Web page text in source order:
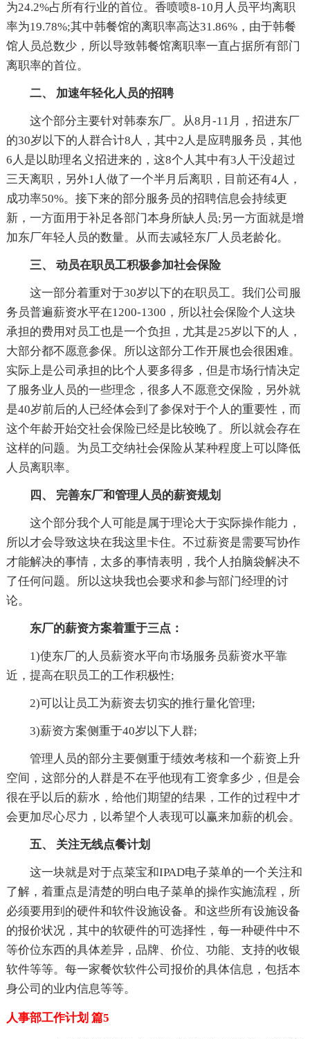
为24.2%占所有行业的首位。香喷喷8-10月人员平均离职
率为19.78%;其中韩餐馆的离职率高达31.86%，由于韩餐
馆人员总数少，所以导致韩餐馆离职率一直占据所有部门
离职率的首位。
二、 加速年轻化人员的招聘
这个部分主要针对韩泰东厂。从8月-11月，招进东厂
的30岁以下的人群合计8人，其中2人是应聘服务员，其他
6人是以助理名义招进来的，这8个人其中有3人干没超过
三天离职，另外1人做了一个半月后离职，目前还有4人，
成功率50%。接下来的部分服务员的招聘信息会持续更
新，一方面用于补足各部门本身所缺人员;另一方面就是增
加东厂年轻人员的数量。从而去减轻东厂人员老龄化。
三、 动员在职员工积极参加社会保险
这一部分着重对于30岁以下的在职员工。我们公司服
务员普遍薪资水平在1200-1300，所以社会保险个人这块
承担的费用对员工也是一个负担，尤其是25岁以下的人，
大部分都不愿意参保。所以这部分工作开展也会很困难。
实际上是公司承担的比个人要多得多，但是市场行情决定
了服务业人员的一些理念，很多人不愿意交保险，另外就
是40岁前后的人已经体会到了参保对于个人的重要性，而
这个年龄开始交社会保险已经是比较晚了。所以就会存在
这样的问题。为员工交纳社会保险从某种程度上可以降低
人员离职率。
四、 完善东厂和管理人员的薪资规划
这个部分我个人可能是属于理论大于实际操作能力，
所以才会导致这块在我这里卡住。不过薪资是需要写协作
才能解决的事情，太多的事情表明，我个人拍脑袋解决不
了任何问题。所以这块我也会要求和参与部门经理的讨
论。
东厂的薪资方案着重于三点：
1)使东厂的人员薪资水平向市场服务员薪资水平靠
近，提高在职员工的工作积极性;
2)可以让员工为薪资去切实的推行量化管理;
3)薪资方案侧重于40岁以下人群;
管理人员的部分主要侧重于绩效考核和一个薪资上升
空间，这部分的人群是不在乎他现有工资拿多少，但是会
很在乎以后的薪水，给他们期望的结果，工作的过程中才
会更加尽心尽力，以希望个人表现可以赢来加薪的机会。
五、 关注无线点餐计划
这一块就是对于点菜宝和IPAD电子菜单的一个关注和
了解，着重点是清楚的明白电子菜单的操作实施流程，所
必须要用到的硬件和软件设施设备。和这些所有设施设备
的报价状况，其中的软硬件的可选择性，每一种硬件中不
等价位东西的具体差异，品牌、价位、功能、支持的收银
软件等等。每一家餐饮软件公司报价的具体信息，包括本
身公司的业内信息等等。
人事部工作计划 篇5